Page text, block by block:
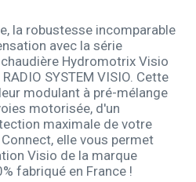
la robustesse incomparable
avec la série
Hydromotrix Visio
SYSTEM VISIO. Cette
modulant à pré-mélange
motorisée, d'un
maximale de votre
elle vous permet
Visio de la marque
fabriqué en France !